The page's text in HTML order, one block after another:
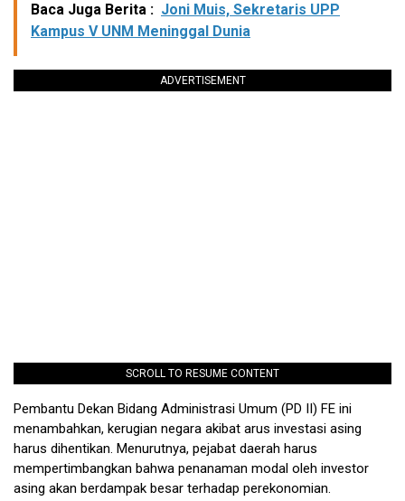
Baca Juga Berita : Joni Muis, Sekretaris UPP
Kampus V UNM Meninggal Dunia
ADVERTISEMENT
SCROLL TO RESUME CONTENT
Pembantu Dekan Bidang Administrasi Umum (PD II) FE ini
menambahkan, kerugian negara akibat arus investasi asing
harus dihentikan. Menurutnya, pejabat daerah harus
mempertimbangkan bahwa penanaman modal oleh investor
asing akan berdampak besar terhadap perekonomian.